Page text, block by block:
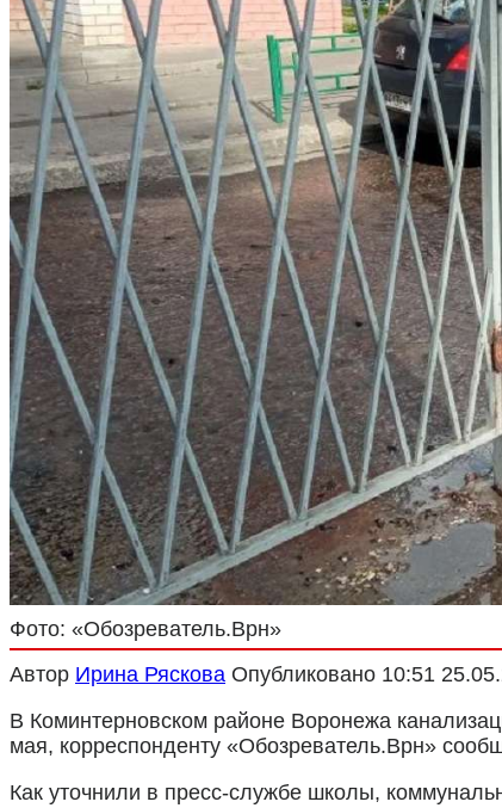
Криминал
Спорт
Черноземье
Россия
Фото: «Обозреватель.Врн»
Автор Ирина Ряскова Опубликовано 10:51
В Коминтерновском районе Воронежа
мая, корреспонденту «Обозреватель.Врн»
Как уточнили в пресс-службе школы,